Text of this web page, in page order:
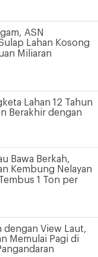
ASN
Lahan Kosong
Miliaran
Lahan 12 Tahun
Berakhir dengan
Bawa Berkah,
Kembung Nelayan
1 Ton per
dengan View Laut,
Memulai Pagi di